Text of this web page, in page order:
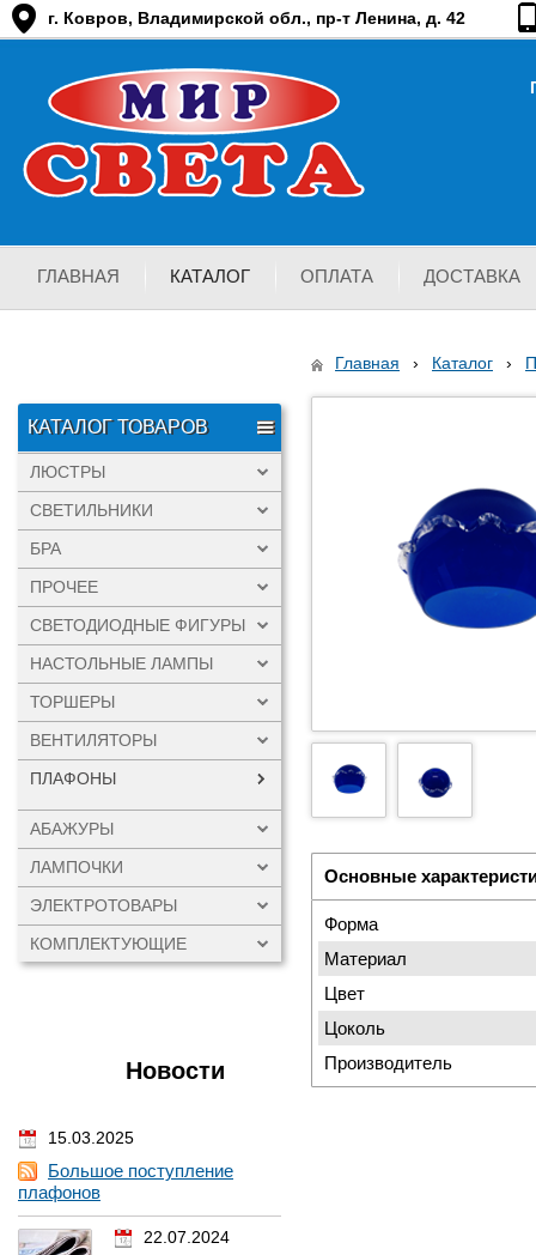
г. Ковров, Владимирской обл., пр-т Ленина, д. 42
ГЛАВНАЯ КАТАЛОГ ОПЛАТА ДОСТАВКА
КАТАЛОГ ТОВАРОВ
ЛЮСТРЫ
СВЕТИЛЬНИКИ
БРА
ПРОЧЕЕ
СВЕТОДИОДНЫЕ ФИГУРЫ
НАСТОЛЬНЫЕ ЛАМПЫ
ТОРШЕРЫ
ВЕНТИЛЯТОРЫ
ПЛАФОНЫ
АБАЖУРЫ
ЛАМПОЧКИ
ЭЛЕКТРОТОВАРЫ
КОМПЛЕКТУЮЩИЕ
Новости
15.03.2025
Большое поступление
плафонов
22.07.2024
Главная › Каталог ›
Основные
Форма
Материал
Цвет
Цоколь
Производитель